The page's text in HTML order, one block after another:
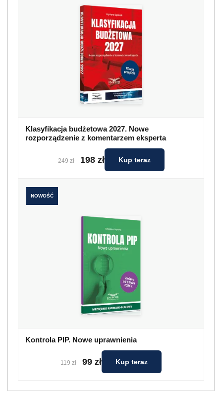
Klasyfikacja budżetowa 2027. Nowe
rozporządzenie z komentarzem eksperta
249 zł 198 zł Kup teraz
NOWOŚĆ
Kontrola PIP. Nowe uprawnienia
119 zł 99 zł Kup teraz